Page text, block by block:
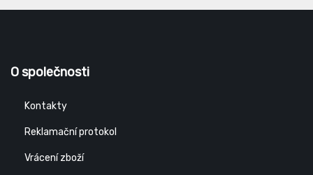
O společnosti
Kontakty
Reklamační protokol
Vrácení zboží